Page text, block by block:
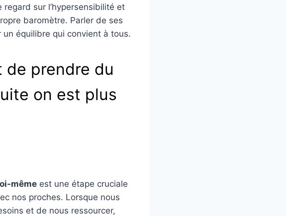
sur l’hypersensibilité et
baromètre. Parler de ses
équilibre qui convient à tous.
de prendre du
on est plus
même est une étape cruciale
nos proches. Lorsque nous
et de nous ressourcer,